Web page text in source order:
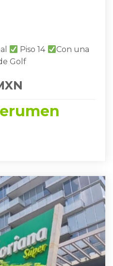
Piso 14
Con una
Golf